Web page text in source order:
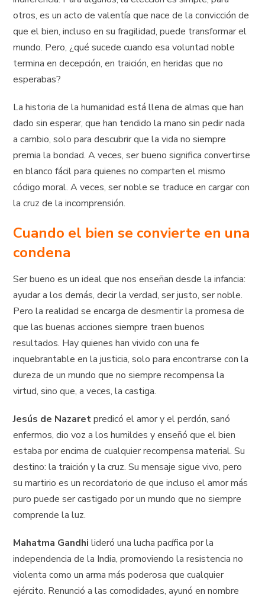
otros, es un acto de valentía que nace de la convicción de
que el bien, incluso en su fragilidad, puede transformar el
mundo. Pero, ¿qué sucede cuando esa voluntad noble
termina en decepción, en traición, en heridas que no
esperabas?
La historia de la humanidad está llena de almas que han
dado sin esperar, que han tendido la mano sin pedir nada
a cambio, solo para descubrir que la vida no siempre
premia la bondad. A veces, ser bueno significa convertirse
en blanco fácil para quienes no comparten el mismo
código moral. A veces, ser noble se traduce en cargar con
la cruz de la incomprensión.
Cuando el bien se convierte en una
condena
Ser bueno es un ideal que nos enseñan desde la infancia:
ayudar a los demás, decir la verdad, ser justo, ser noble.
Pero la realidad se encarga de desmentir la promesa de
que las buenas acciones siempre traen buenos
resultados. Hay quienes han vivido con una fe
inquebrantable en la justicia, solo para encontrarse con la
dureza de un mundo que no siempre recompensa la
virtud, sino que, a veces, la castiga.
Jesús de Nazaretpredicó el amor y el perdón, sanó
enfermos, dio voz a los humildes y enseñó que el bien
estaba por encima de cualquier recompensa material. Su
destino: la traición y la cruz. Su mensaje sigue vivo, pero
su martirio es un recordatorio de que incluso el amor más
puro puede ser castigado por un mundo que no siempre
comprende la luz.
Mahatma Gandhi lideró una lucha pacífica por la
independencia de la India, promoviendo la resistencia no
violenta como un arma más poderosa que cualquier
ejército. Renunció a las comodidades, ayunó en nombre